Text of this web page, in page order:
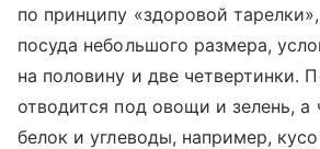
по принципу «здоровой
посуда небольшого размера,
на половину и две четвертинки.
отводится под овощи и зелень, а
белок и углеводы, например,